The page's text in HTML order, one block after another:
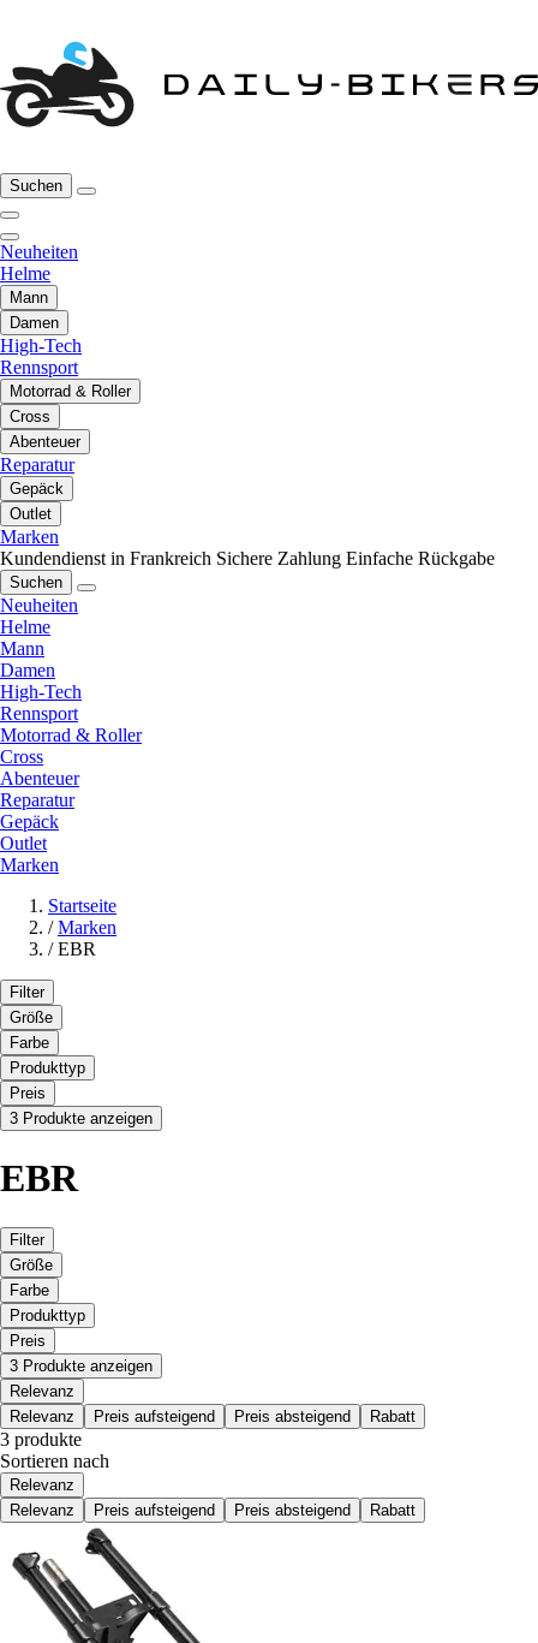
Suchen
Neuheiten
Helme
Mann
Damen
High-Tech
Rennsport
Motorrad & Roller
Cross
Abenteuer
Reparatur
Gepäck
Outlet
Marken
Kundendienst in Frankreich Sichere Zahlung Einfache Rückgabe
Suchen
Neuheiten
Helme
Mann
Damen
High-Tech
Rennsport
Motorrad & Roller
Cross
Abenteuer
Reparatur
Gepäck
Outlet
Marken
Startseite
/ Marken
/ EBR
Filter
Größe
Farbe
Produkttyp
Preis
3 Produkte anzeigen
EBR
Filter
Größe
Farbe
Produkttyp
Preis
3 Produkte anzeigen
Relevanz
Relevanz
Preis aufsteigend Preis absteigend Rabatt
3 produkte
Sortieren nach
Relevanz
Relevanz
Preis aufsteigend Preis absteigend Rabatt